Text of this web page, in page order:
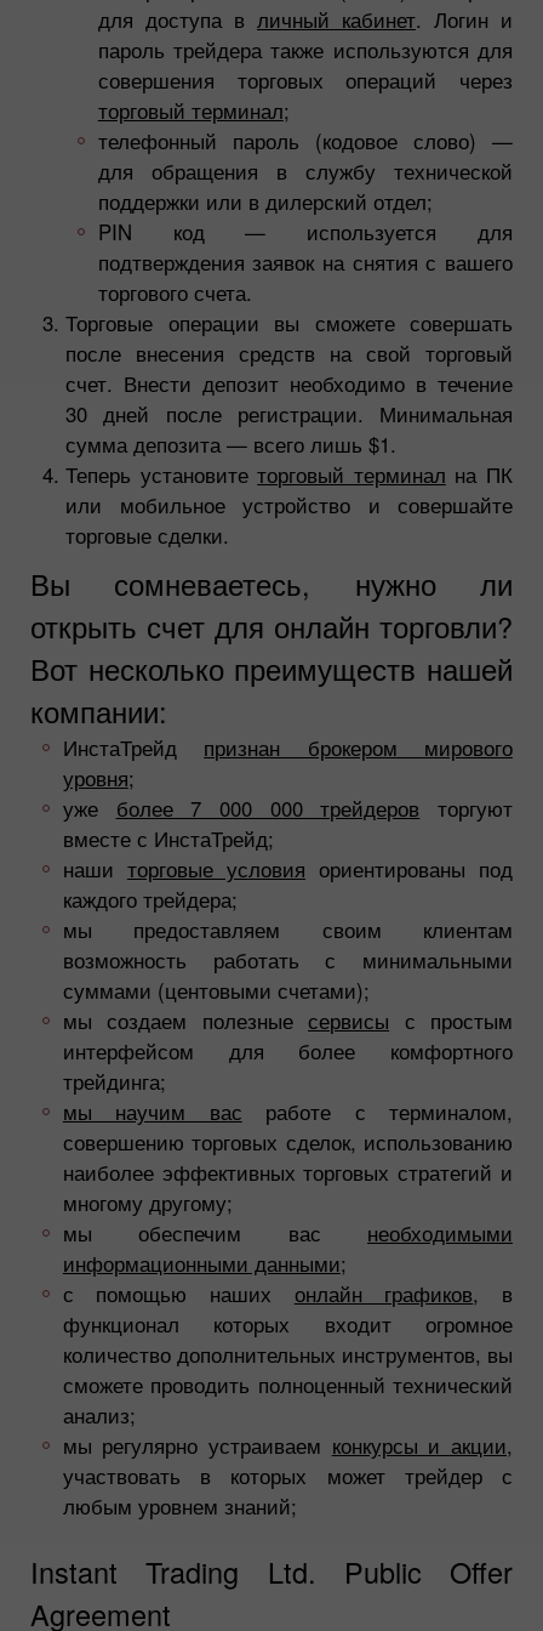
для доступа в личный кабинет. Логин и
пароль трейдера также используются для
совершения торговых операций через
торговый терминал;
телефонный пароль (кодовое слово) —
для обращения в службу технической
поддержки или в дилерский отдел;
PIN код — используется для
подтверждения заявок на снятия с вашего
торгового счета.
Торговые операции вы сможете совершать
после внесения средств на свой торговый
счет. Внести депозит необходимо в течение
30 дней после регистрации. Минимальная
сумма депозита — всего лишь $1.
Теперь установитеторговый терминал на ПК
или мобильное устройство и совершайте
торговые сделки.
Вы сомневаетесь, нужно ли
открыть счет для онлайн торговли?
Вот несколько преимуществ нашей
компании:
ИнстаТрейд признан брокером мирового
уровня;
уже более 7 000 000 трейдеров торгуют
вместе с ИнстаТрейд;
наши торговые условия ориентированы под
каждого трейдера;
мы предоставляем своим клиентам
возможность работать с минимальными
суммами (центовыми счетами);
мы создаем полезныесервисы с простым
интерфейсом для более комфортного
трейдинга;
мы научим вас работе с терминалом,
совершению торговых сделок, использованию
наиболее эффективных торговых стратегий и
многому другому;
мы обеспечим вас необходимыми
информационными данными;
с помощью наших онлайн графиков, в
функционал которых входит огромное
количество дополнительных инструментов, вы
сможете проводить полноценный технический
анализ;
мы регулярно устраиваем конкурсы и акции,
участвовать в которых может трейдер с
любым уровнем знаний;
Instant Trading Ltd. Public Offer
Agreement